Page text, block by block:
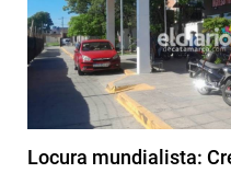
Locura mundialista: